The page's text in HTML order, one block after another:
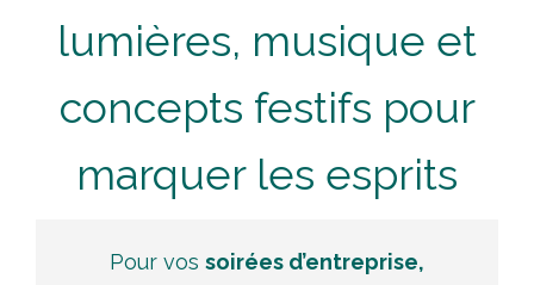
lumières, musique et
concepts festifs pour
marquer les esprits
Pour vos soirées d’entreprise,